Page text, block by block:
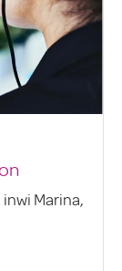
inwi Marina,